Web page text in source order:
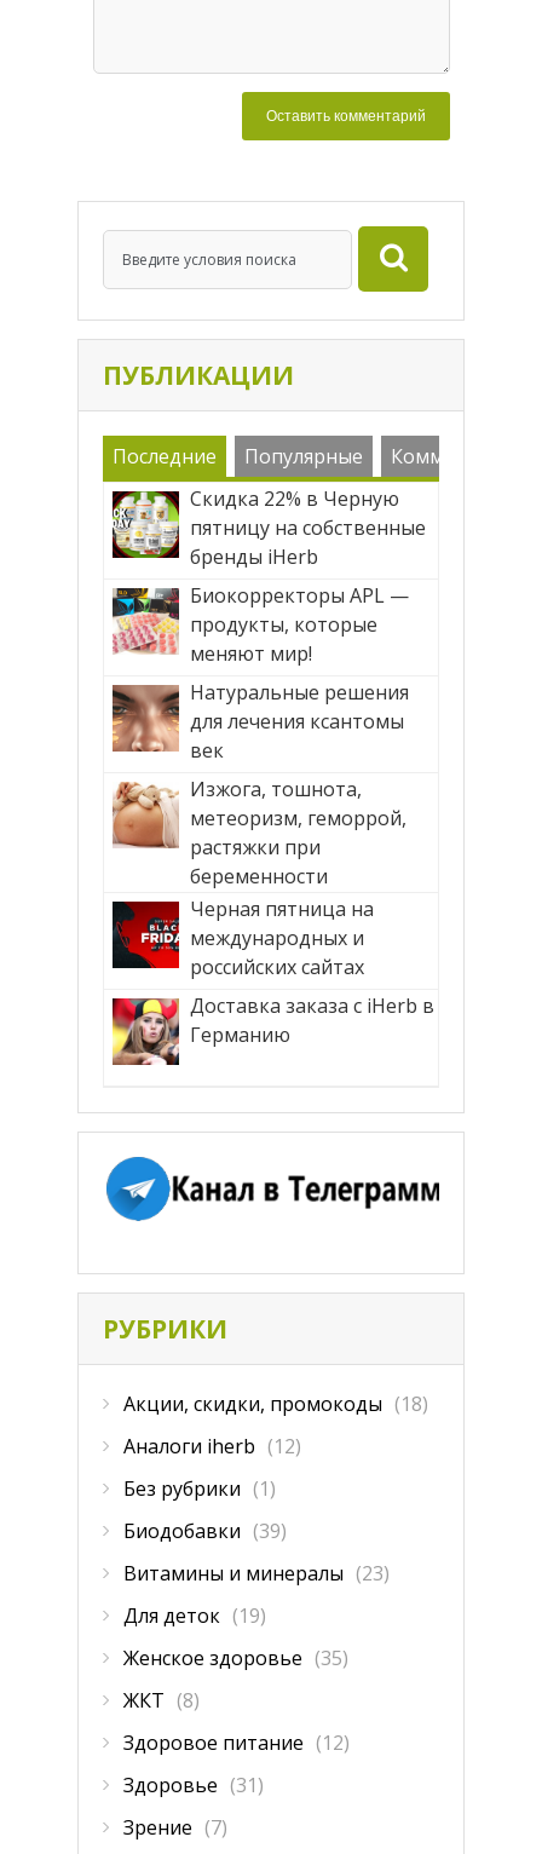
ПУБЛИКАЦИИ
Последние Популярные
Комменарии
Скидка 22% в Черную
пятницу на собственные
бренды iHerb
Биокорректоры APL —
продукты, которые
меняют мир!
Натуральные решения
для лечения ксантомы
век
Изжога, тошнота,
метеоризм, геморрой,
растяжки при
беременности
Черная пятница на
международных и
российских сайтах
Доставка заказа с iHerb в
Германию
РУБРИКИ
Акции, скидки, промокоды (18)
Аналоги iherb (12)
Без рубрики (1)
Биодобавки (39)
Витамины и минералы (23)
Для деток (19)
Женское здоровье (35)
ЖКТ (8)
Здоровое питание (12)
Здоровье (31)
Зрение (7)